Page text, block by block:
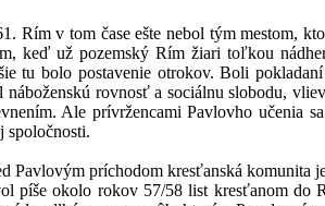
v tom čase ešte nebol tým mestom, ktoré
keď už pozemský Rím žiari toľkou
tu bolo postavenie otrokov. Boli
náboženskú rovnosť a sociálnu slobodu,
Ale prívržencami Pavlovho učenia
spoločnosti.
príchodom kresťanská komunita
rokov 57/58 list kresťanom do Ríma